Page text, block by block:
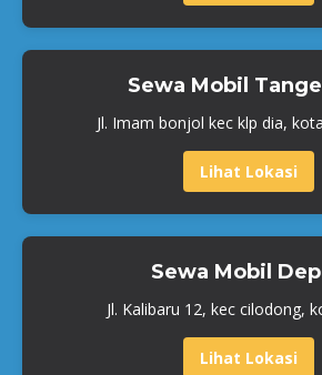
Sewa Mobil
Jl. Imam bonjol kec klp dia,
Lihat Lokasi
Sewa Mobil
Jl. Kalibaru 12, kec cilodong,
Lihat Lokasi